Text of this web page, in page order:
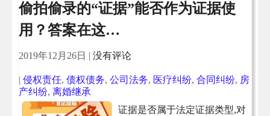
偷拍偷录的“证据”能否作为证据使
用？答案在这…
2019年12月26日 | 没有评论
| 侵权责任, 债权债务, 公司法务, 医疗纠纷, 合同纠纷, 房
产纠纷, 离婚继承
证据是否属于法定证据类型,对